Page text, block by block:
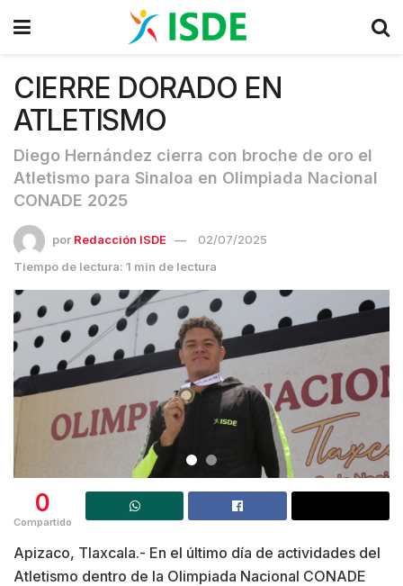
CIERRE DORADO EN
ATLETISMO
Diego Hernández cierra con broche de oro el
Atletismo para Sinaloa en Olimpiada Nacional
CONADE 2025
por Redacción ISDE
02/07/2025
Tiempo de lectura: 1 min de lectura
0
Compartido
Apizaco, Tlaxcala.- En el último día de actividades del
Atletismo dentro de la Olimpiada Nacional CONADE